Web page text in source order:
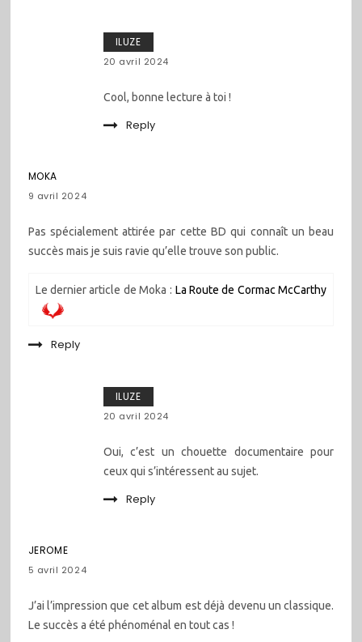
ILUZE
20 avril 2024
Cool, bonne lecture à toi !
Reply
MOKA
9 avril 2024
Pas spécialement attirée par cette BD qui connaît un beau
succès mais je suis ravie qu’elle trouve son public.
Le dernier article de Moka : La Route de Cormac McCarthy
Reply
ILUZE
20 avril 2024
Oui, c’est un chouette documentaire pour
ceux qui s’intéressent au sujet.
Reply
JEROME
5 avril 2024
J’ai l’impression que cet album est déjà devenu un classique.
Le succès a été phénoménal en tout cas !